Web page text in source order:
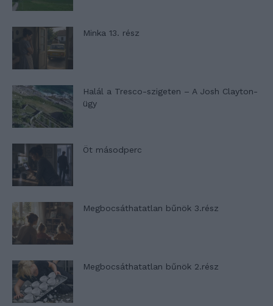
Minka 13. rész
Halál a Tresco-szigeten – A Josh Clayton-
ügy
Öt másodperc
Megbocsáthatatlan bűnök 3.rész
Megbocsáthatatlan bűnök 2.rész